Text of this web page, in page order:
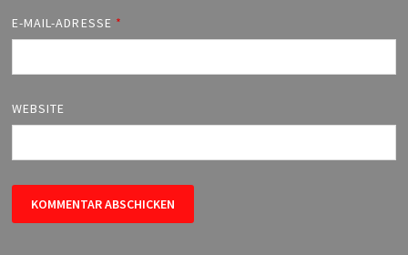
E-MAIL-ADRESSE *
WEBSITE